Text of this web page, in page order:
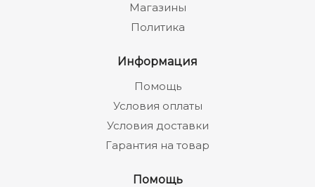
Магазины
Политика
Информация
Помощь
Условия оплаты
Условия доставки
Гарантия на товар
Помощь